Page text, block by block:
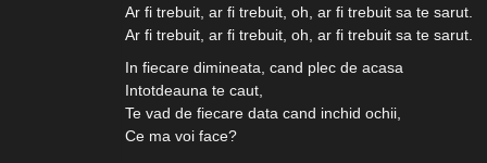
Ar fi trebuit, ar fi trebuit, oh, ar fi trebuit sa te sarut.
Ar fi trebuit, ar fi trebuit, oh, ar fi trebuit sa te sarut.
In fiecare dimineata, cand plec de acasa
Intotdeauna te caut,
Te vad de fiecare data cand inchid ochii,
Ce ma voi face?